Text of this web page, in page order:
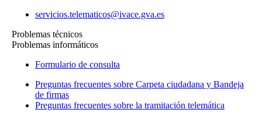
servicios.telematicos@ivace.gva.es
Problemas técnicos
Problemas informáticos
Formulario de consulta
Preguntas frecuentes sobre Carpeta ciudadana y Bandeja
de firmas
Preguntas frecuentes sobre la tramitación telemática